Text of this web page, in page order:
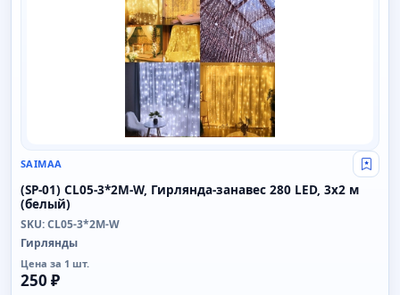
SAIMAA Свой
(SP-01) CL05-3*2M-W, Гирлянда-занавес 280 LED, 3x2 м
(белый)
SKU: CL05-3*2M-W
Гирлянды
Цена за 1 шт.
250 ₽